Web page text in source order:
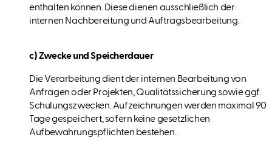
enthalten können. Diese dienen ausschließlich der
internen Nachbereitung und Auftragsbearbeitung.
c) Zwecke und Speicherdauer
Die Verarbeitung dient der internen Bearbeitung von
Anfragen oder Projekten, Qualitätssicherung sowie ggf.
Schulungszwecken. Aufzeichnungen werden maximal 90
Tage gespeichert, sofern keine gesetzlichen
Aufbewahrungspflichten bestehen.